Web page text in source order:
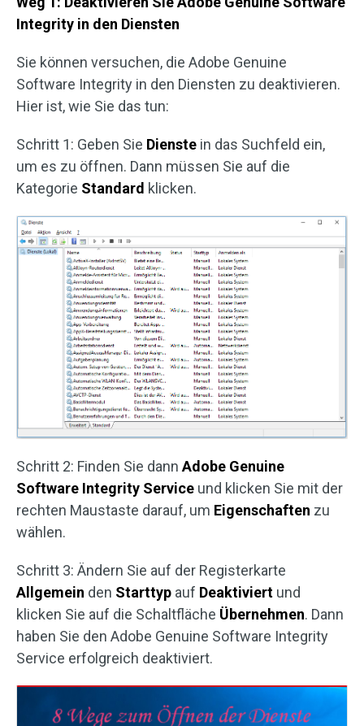
Integrity in den Diensten
Sie können versuchen, die Adobe Genuine
Software Integrity in den Diensten zu deaktivieren.
Hier ist, wie Sie das tun:
Schritt 1: Geben Sie Dienste in das Suchfeld ein,
um es zu öffnen. Dann müssen Sie auf die
Kategorie Standard klicken.
Schritt 2: Finden Sie dannAdobe Genuine
Software Integrity Service und klicken Sie mit der
rechten Maustaste darauf, um Eigenschaften zu
wählen.
Schritt 3: Ändern Sie auf der Registerkarte
Allgemein den Starttyp auf Deaktiviert und
klicken Sie auf die Schaltfläche Übernehmen. Dann
haben Sie den Adobe Genuine Software Integrity
Service erfolgreich deaktiviert.